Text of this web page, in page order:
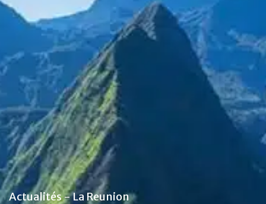
Actualités - La Reunion